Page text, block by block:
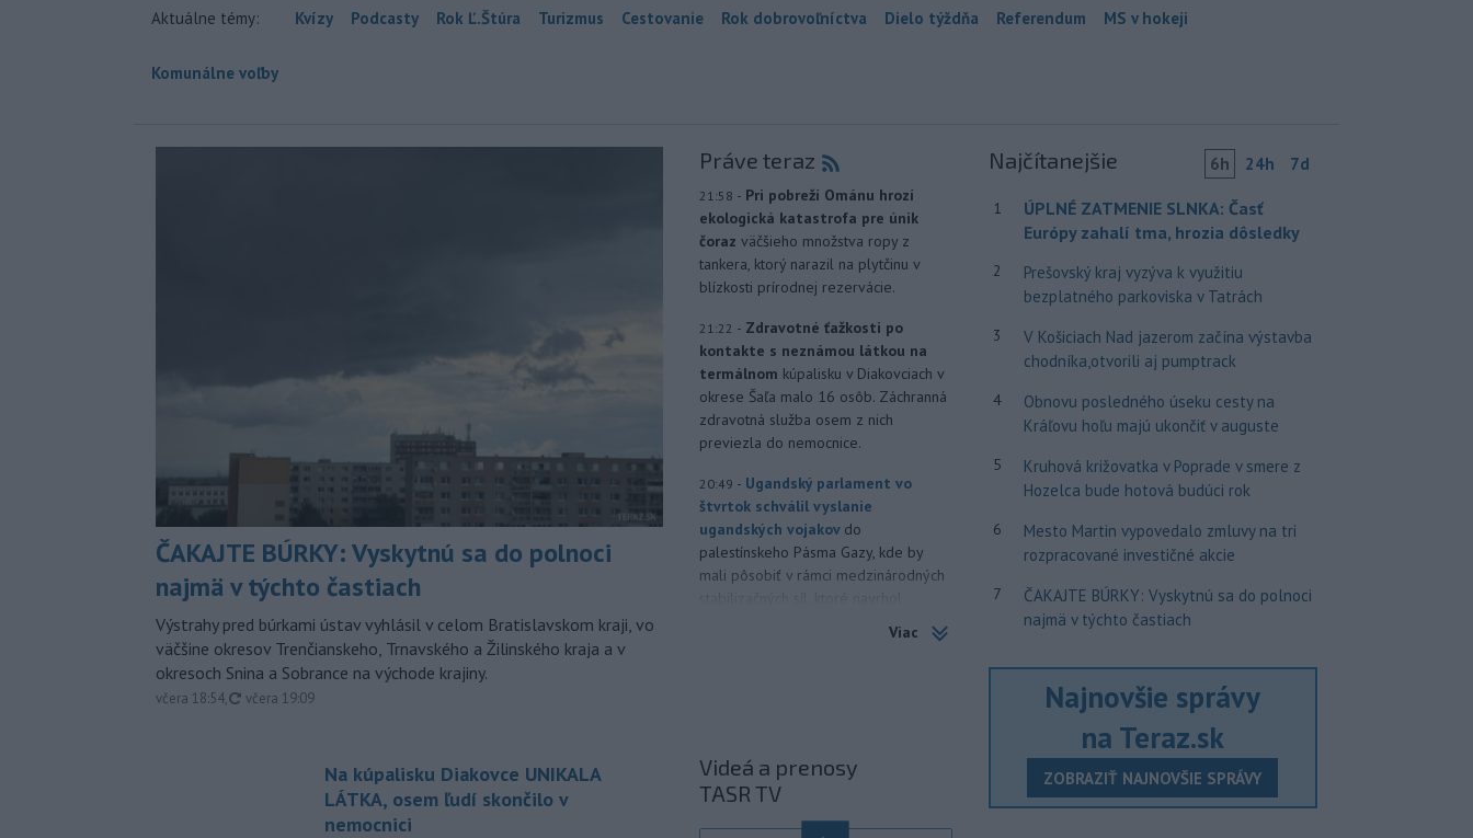
Aktuálne témy: Kvízy Podcasty Rok Ľ.Štúra Turizmus Cestovanie Rok dobrovoľníctva Dielo týždňa Referendum MS v hokeji
Komunálne voľby
ČAKAJTE BÚRKY: Vyskytnú sa do polnoci
najmä v týchto častiach
Výstrahy pred búrkami ústav vyhlásil v celom Bratislavskom kraji, vo
väčšine okresov Trenčianskeho, Trnavského a Žilinského kraja a v
okresoch Snina a Sobrance na východe krajiny.
včera 18:54, aktualizované
včera 19:09
Na kúpalisku Diakovce UNIKALA
LÁTKA, osem ľudí skončilo v
nemocnici
Práve teraz
21:58 - Pri pobreží Ománu hrozí
ekologická katastrofa pre únik
čoraz väčšieho množstva ropy z
tankera, ktorý narazil na plytčinu v
blízkosti prírodnej rezervácie.
21:22 - Zdravotné ťažkosti po
kontakte s neznámou látkou na
termálnom kúpalisku v Diakovciach v
okrese Šaľa malo 16 osôb. Záchranná
zdravotná služba osem z nich
previezla do nemocnice.
20:49 - Ugandský parlament vo
štvrtok schválil vyslanie
ugandských vojakov do
palestínskeho Pásma Gazy, kde by
mali pôsobiť v rámci medzinárodných
po jeho neúspešnom pláne.
Vo štvrtok do polnoci treba
Viac
Videá a prenosy
TASR TV
Najčítanejšie 6h 24h 7d
1
ÚPLNÉ ZATMENIE SLNKA: Časť
Európy zahalí tma, hrozia dôsledky
2
Prešovský kraj vyzýva k využitiu
bezplatného parkoviska v Tatrách
3
V Košiciach Nad jazerom začína výstavba
chodníka,otvorili aj pumptrack
4
Obnovu posledného úseku cesty na
Kráľovu hoľu majú ukončiť v auguste
5
Kruhová križovatka v Poprade v smere z
Hozelca bude hotová budúci rok
6
Mesto Martin vypovedalo zmluvy na tri
rozpracované investičné akcie
7
ČAKAJTE BÚRKY: Vyskytnú sa do polnoci
najmä v týchto častiach
Najnovšie správy
na Teraz.sk
ZOBRAZIŤ NAJNOVŠIE SPRÁVY